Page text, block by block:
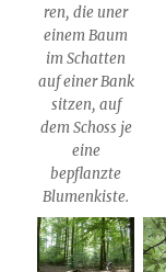
ren, die uner
einem Baum
im Schatten
auf einer Bank
sitzen, auf
dem Schoss je
eine
bepflanzte
Blumenkiste.